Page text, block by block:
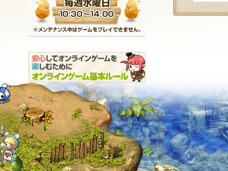
※メンテナンス中は